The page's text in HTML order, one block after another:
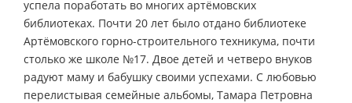
успела поработать во многих артёмовских
библиотеках. Почти 20 лет было отдано библиотеке
Артёмовского горно-строительного техникума, почти
столько же школе №17. Двое детей и четверо внуков
радуют маму и бабушку своими успехами. С любовью
перелистывая семейные альбомы, Тамара Петровна